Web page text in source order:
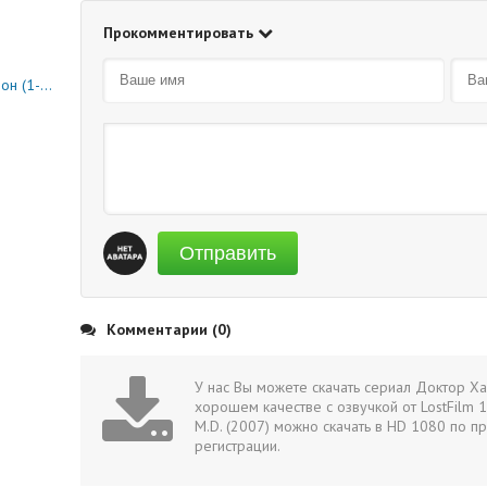
Прокомментировать
Отправить
Комментарии (0)
У нас Вы можете скачать сериал Доктор
хорошем качестве с озвучкой от
M.D. (2007) можно скачать в HD 1080 по
регистрации.
серия)